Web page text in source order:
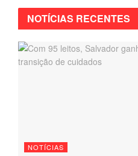
NOTÍCIAS RECENTES
NOTÍCIAS